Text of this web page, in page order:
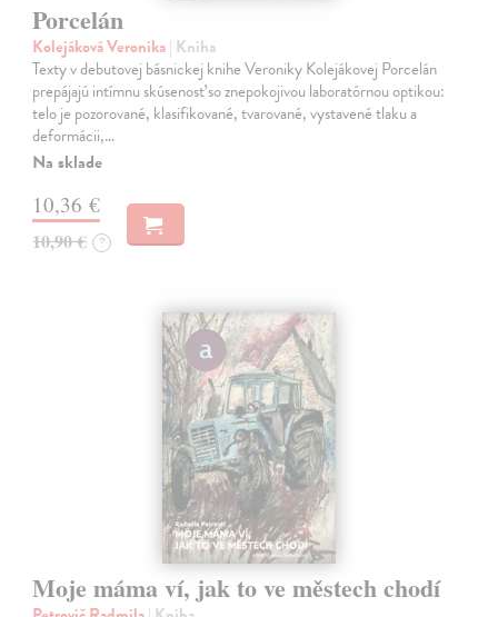
Porcelán
Kolejáková Veronika| Kniha
Texty v debutovej básnickej knihe Veroniky Kolejákovej Porcelán
prepájajú intímnu skúsenosť so znepokojivou laboratórnou optikou:
telo je pozorované, klasifikované, tvarované, vystavené tlaku a
deformácii,…
Na sklade
10,36 €
10,90 € ?
Moje máma ví, jak to ve městech chodí